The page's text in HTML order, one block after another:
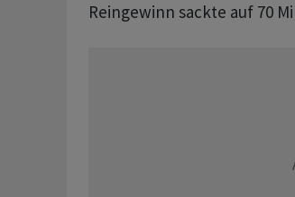
Reingewinn sackte auf 70